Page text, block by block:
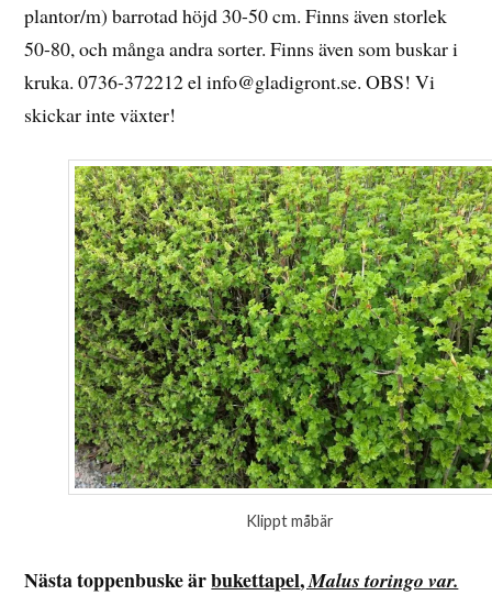
plantor/m) barrotad höjd 30-50 cm. Finns även storlek
50-80, och många andra sorter. Finns även som buskar i
kruka. 0736-372212 el info@gladigront.se. OBS! Vi
skickar inte växter!
Klippt måbär
Nästa toppenbuske ärbukettapel,Malus toringo var.